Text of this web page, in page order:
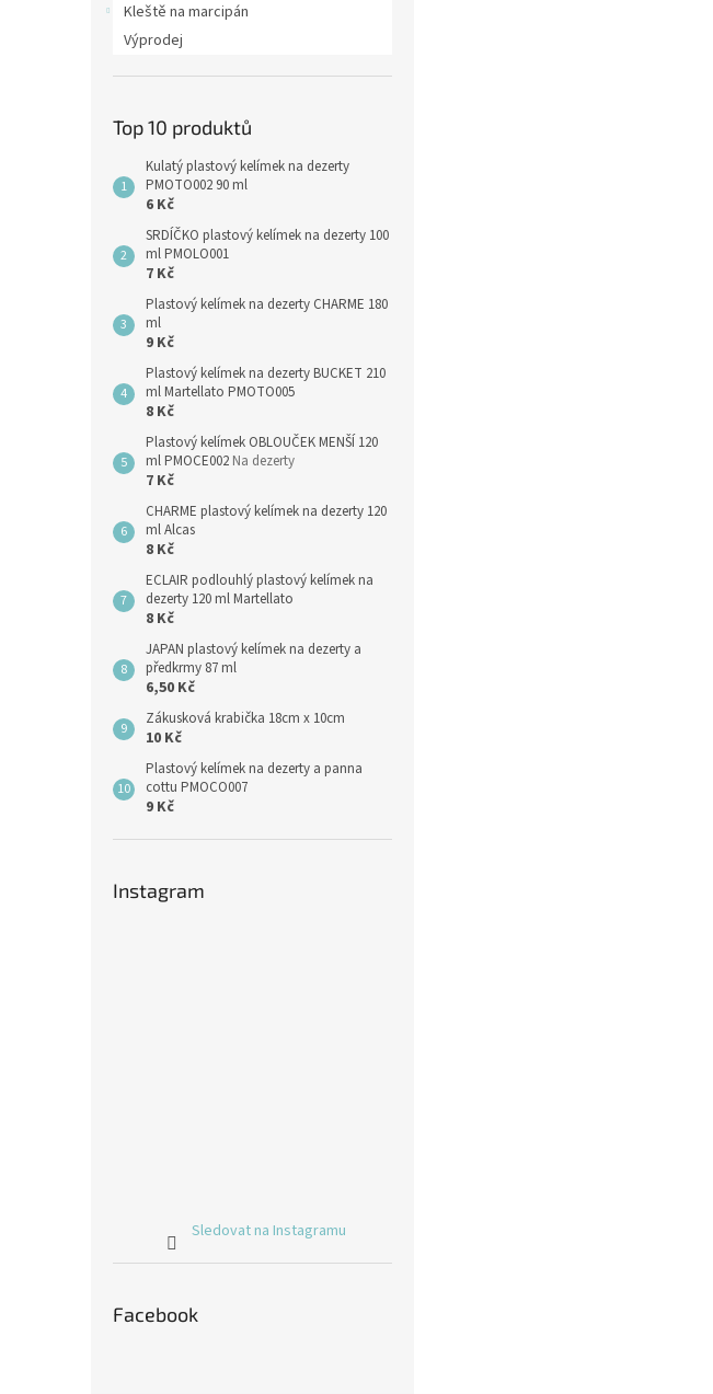
Kleště na marcipán
Výprodej
Top 10 produktů
Kulatý plastový kelímek na dezerty
PMOTO002 90 ml
6 Kč
SRDÍČKO plastový kelímek na dezerty 100
ml PMOLO001
7 Kč
Plastový kelímek na dezerty CHARME 180
ml
9 Kč
Plastový kelímek na dezerty BUCKET 210
ml Martellato PMOTO005
8 Kč
Plastový kelímek OBLOUČEK MENŠÍ 120
ml PMOCE002 Na dezerty
7 Kč
CHARME plastový kelímek na dezerty 120
ml Alcas
8 Kč
ECLAIR podlouhlý plastový kelímek na
dezerty 120 ml Martellato
8 Kč
JAPAN plastový kelímek na dezerty a
předkrmy 87 ml
6,50 Kč
Zákusková krabička 18cm x 10cm
10 Kč
Plastový kelímek na dezerty a panna
cottu PMOCO007
9 Kč
Instagram
Sledovat na Instagramu
Facebook